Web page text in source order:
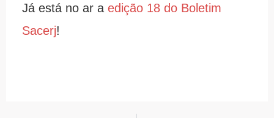
Já está no ar a edição 18 do Boletim
Sacerj!